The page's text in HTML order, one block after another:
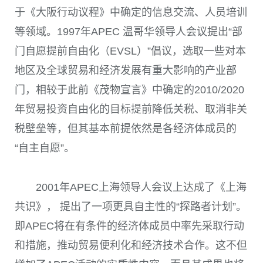
于《大阪行动议程》中确定的信息交流、人员培训
等领域。 1997年APEC 温哥华领导人会议提出“部
门自愿提前自由化（EVSL）”倡议，选取一些对本
地区及全球贸易和经济发展有重大影响的产业部
门，相较于此前《茂物宣言》中确定的2010/2020
年贸易投资自由化的目标提前降低关税、取消非关
税壁垒等，但其基本前提依然是各经济体成员的
“自主自愿”。
2001年APEC 上海领导人会议上达成了《上海
共识》， 提出了一项更具自主性的“探路者计划”。
即APEC将在有条件的经济体成员中率先采取行动
和措施，推动贸易便利化和经济技术合作。这不但